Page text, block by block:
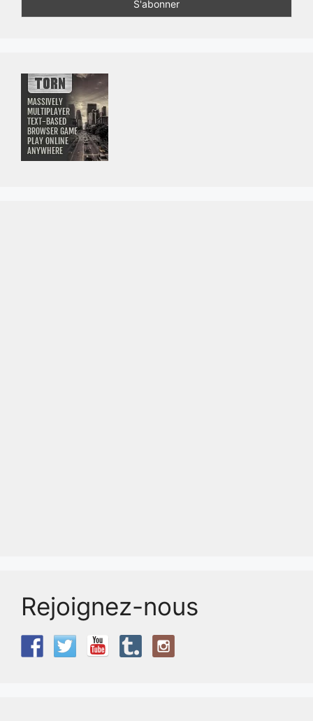
Rejoignez-nous